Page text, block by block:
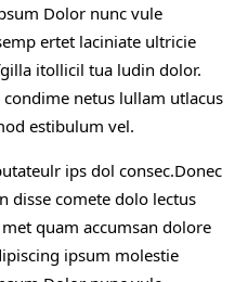
Dolor nunc vule
ertet laciniate ultricie
itollicil tua ludin dolor.
netus lullam utlacus
estibulum vel.
ips dol consec.Donec
disse comete dolo lectus
quam accumsan dolore
ipsum molestie